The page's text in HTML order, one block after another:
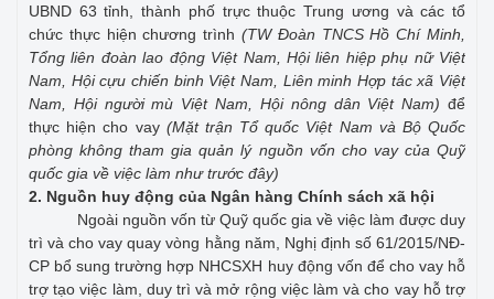
UBND 63 tỉnh, thành phố trực thuộc Trung ương và các tổ
chức thực hiện chương trình (TW Đoàn TNCS Hồ Chí Minh,
Tổng liên đoàn lao động Việt Nam, Hội liên hiệp phụ nữ Việt
Nam, Hội cựu chiến binh Việt Nam, Liên minh Hợp tác xã Việt
Nam, Hội người mù Việt Nam, Hội nông dân Việt Nam) để
thực hiện cho vay (Mặt trận Tổ quốc Việt Nam và Bộ Quốc
phòng không tham gia quản lý nguồn vốn cho vay của Quỹ
quốc gia về việc làm như trước đây)
2. Nguồn huy động của Ngân hàng Chính sách xã hội
Ngoài nguồn vốn từ Quỹ quốc gia về việc làm được duy
trì và cho vay quay vòng hằng năm, Nghị định số 61/2015/NĐ-
CP bổ sung trường hợp NHCSXH huy động vốn để cho vay hỗ
trợ tạo việc làm, duy trì và mở rộng việc làm và cho vay hỗ trợ